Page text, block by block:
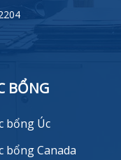
BỔNG
bổng Úc
bổng Canada